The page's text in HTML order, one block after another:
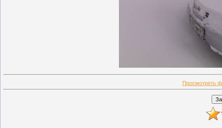
Просмотреть